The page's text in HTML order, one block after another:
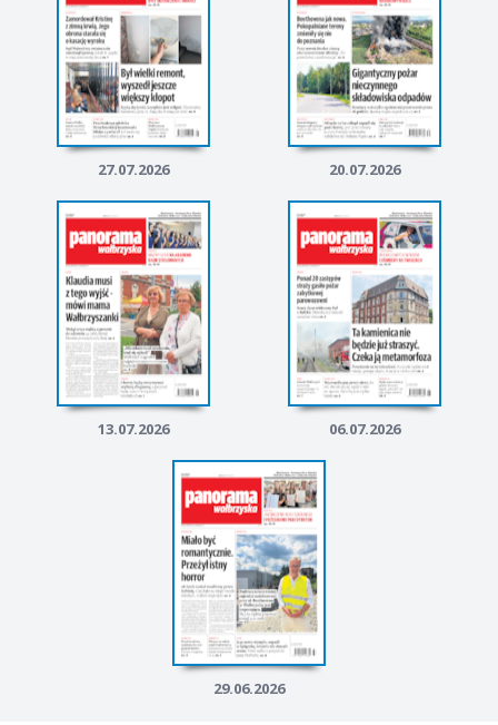
27.07.2026 20.07.2026
13.07.2026 06.07.2026
29.06.2026